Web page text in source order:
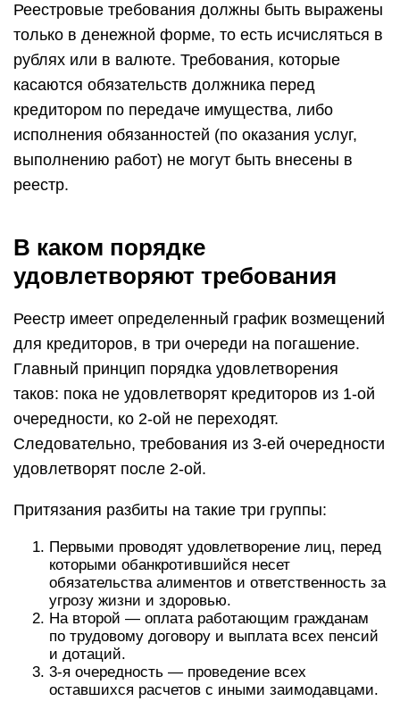
Реестровые требования должны быть выражены
только в денежной форме, то есть исчисляться в
рублях или в валюте. Требования, которые
касаются обязательств должника перед
кредитором по передаче имущества, либо
исполнения обязанностей (по оказания услуг,
выполнению работ) не могут быть внесены в
реестр.
В каком порядке
удовлетворяют требования
Реестр имеет определенный график возмещений
для кредиторов, в три очереди на погашение.
Главный принцип порядка удовлетворения
таков: пока не удовлетворят кредиторов из 1-ой
очередности, ко 2-ой не переходят.
Следовательно, требования из 3-ей очередности
удовлетворят после 2-ой.
Притязания разбиты на такие три группы:
Первыми проводят удовлетворение лиц, перед
которыми обанкротившийся несет
обязательства алиментов и ответственность за
угрозу жизни и здоровью.
На второй — оплата работающим гражданам
по трудовому договору и выплата всех пенсий
и дотаций.
3-я очередность — проведение всех
оставшихся расчетов с иными заимодавцами.